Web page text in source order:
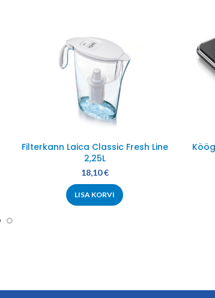
Filterkann Laica Classic Fresh Line
2,25L
18,10€
LISA KORVI